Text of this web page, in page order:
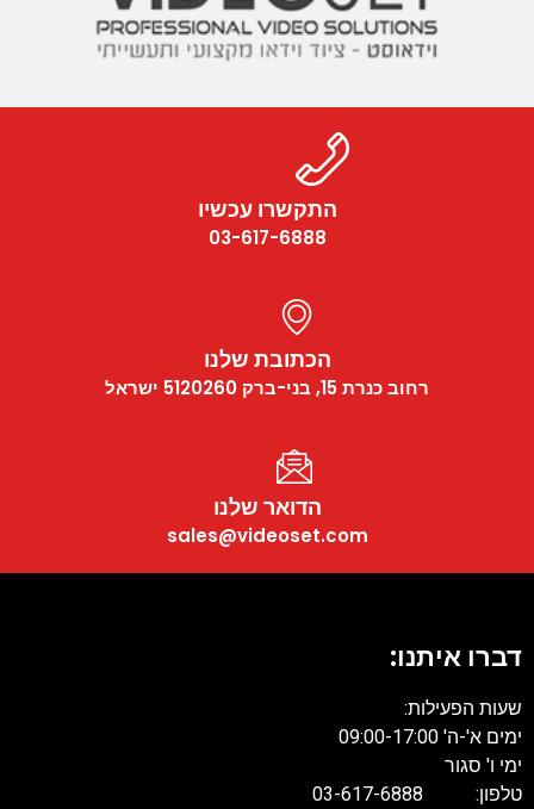
התקשרו עכשיו
03-617-6888
הכתובת שלנו
רחוב כנרת 15, בני-ברק 5120260 ישראל
הדואר שלנו
sales@videoset.com
דברו איתנו:
שעות הפעילות:
ימים א'-ה' 09:00-17:00
ימי ו' סגור
טלפון: 03-617-6888